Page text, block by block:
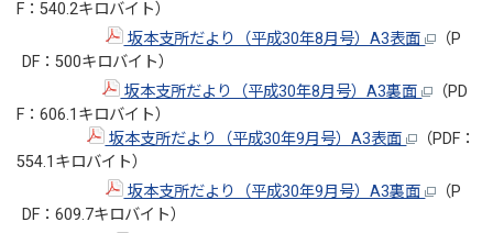
F：540.2キロバイト）
坂本支所だより（平成30年8月号）A3表面
（P
DF：500キロバイト）
坂本支所だより（平成30年8月号）A3裏面
（PD
F：606.1キロバイト）
坂本支所だより（平成30年9月号）A3表面
（PDF：
554.1キロバイト）
坂本支所だより（平成30年9月号）A3裏面
（P
DF：609.7キロバイト）